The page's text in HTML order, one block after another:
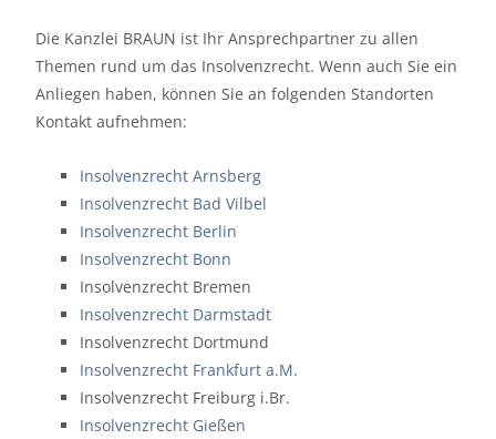
Die Kanzlei BRAUN ist Ihr Ansprechpartner zu allen
Themen rund um das Insolvenzrecht. Wenn auch Sie ein
Anliegen haben, können Sie an folgenden Standorten
Kontakt aufnehmen:
Insolvenzrecht Arnsberg
Insolvenzrecht Bad Vilbel
Insolvenzrecht Berlin
Insolvenzrecht Bonn
Insolvenzrecht Bremen
Insolvenzrecht Darmstadt
Insolvenzrecht Dortmund
Insolvenzrecht Frankfurt a.M.
Insolvenzrecht Freiburg i.Br.
Insolvenzrecht Gießen